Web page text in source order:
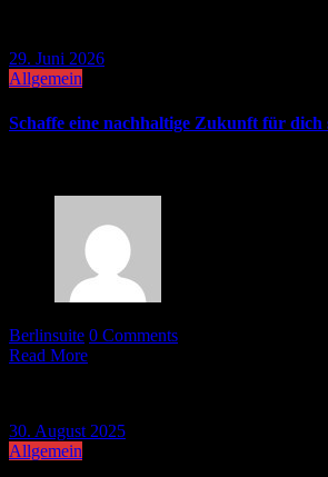
29. Juni 2026
Allgemein
Schaffe eine nachhaltige Zukunft für dich
Berlinsuite 0 Comments
Read More
30. August 2025
Allgemein